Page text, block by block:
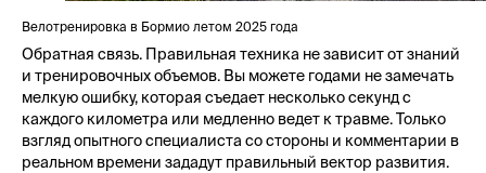
Велотренировка в Бормио летом 2025 года
Обратная связь. Правильная техника не зависит от знаний
и тренировочных объемов. Вы можете годами не замечать
мелкую ошибку, которая съедает несколько секунд с
каждого километра или медленно ведет к травме. Только
взгляд опытного специалиста со стороны и комментарии в
реальном времени зададут правильный вектор развития.